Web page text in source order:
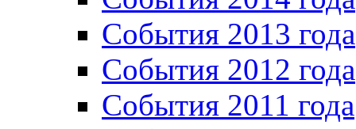
События 2013 года
События 2012 года
События 2011 года